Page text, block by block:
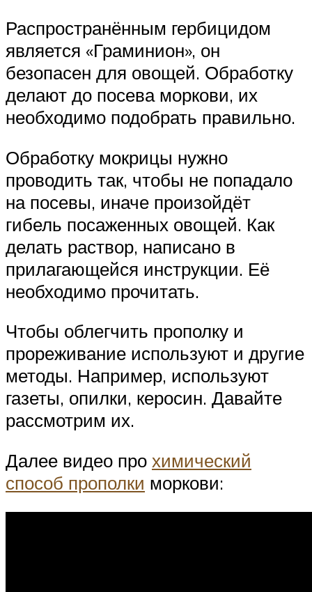
Распространённым гербицидом
является «Граминион», он
безопасен для овощей. Обработку
делают до посева моркови, их
необходимо подобрать правильно.
Обработку мокрицы нужно
проводить так, чтобы не попадало
на посевы, иначе произойдёт
гибель посаженных овощей. Как
делать раствор, написано в
прилагающейся инструкции. Её
необходимо прочитать.
Чтобы облегчить прополку и
прореживание используют и другие
методы. Например, используют
газеты, опилки, керосин. Давайте
рассмотрим их.
Далее видео про химический
способ прополки моркови: